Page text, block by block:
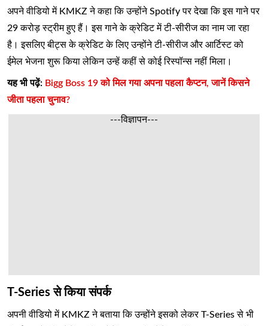
अपने वीडियो में KMKZ ने कहा कि उन्होंने Spotify पर देखा कि इस गाने पर
29 करोड़ स्ट्रीम हुए हैं। इस गाने के क्रेडिट में टी-सीरीज का नाम जा रहा
है। इसलिए बीट्स के क्रेडिट के लिए उन्होंने टी-सीरीज और आर्टिस्ट को
ईमेल भेजना शुरू किया लेकिन उन्हें कहीं से कोई रिस्पॉन्स नहीं मिला।
यह भी पढ़ें: Bigg Boss 19 को मिल गया अपना पहला कैप्टन, जानें किसने
जीता पहला चुनाव?
---विज्ञापन---
T-Series से किया संपर्क
अपनी वीडियो में KMKZ ने बताया कि उन्होंने इसको लेकर T-Series से भी